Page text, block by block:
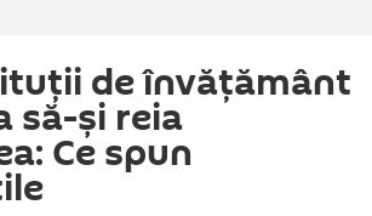
de învățământ
să-și reia
Ce spun